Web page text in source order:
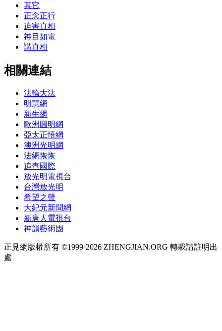
其它
正念正行
迫害真相
神目如電
講真相
相關連結
法輪大法
明慧網
新生網
歐洲圓明網
亞太正悟網
澳洲光明網
法網恢恢
追查國際
放光明電視台
台灣放光明
希望之聲
大紀元新聞網
新唐人電視台
神韻藝術團
正見網版權所有 ©1999-2026 ZHENGJIAN.ORG 轉載請註明出
處